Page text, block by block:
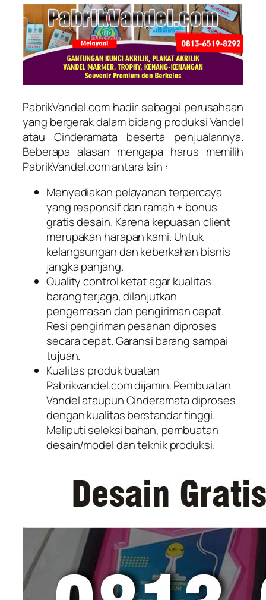
PabrikVandel.com hadir sebagai perusahaan
yang bergerak dalam bidang produksi Vandel
atau Cinderamata beserta penjualannya.
Beberapa alasan mengapa harus memilih
PabrikVandel.com antara lain :
Menyediakan pelayanan terpercaya
yang responsif dan ramah + bonus
gratis desain. Karena kepuasan client
merupakan harapan kami. Untuk
kelangsungan dan keberkahan bisnis
jangka panjang.
Quality control ketat agar kualitas
barang terjaga, dilanjutkan
pengemasan dan pengiriman cepat.
Resi pengiriman pesanan diproses
secara cepat. Garansi barang sampai
tujuan.
Kualitas produk buatan
Pabrikvandel.com dijamin. Pembuatan
Vandel ataupun Cinderamata diproses
dengan kualitas berstandar tinggi.
Meliputi seleksi bahan, pembuatan
desain/model dan teknik produksi.